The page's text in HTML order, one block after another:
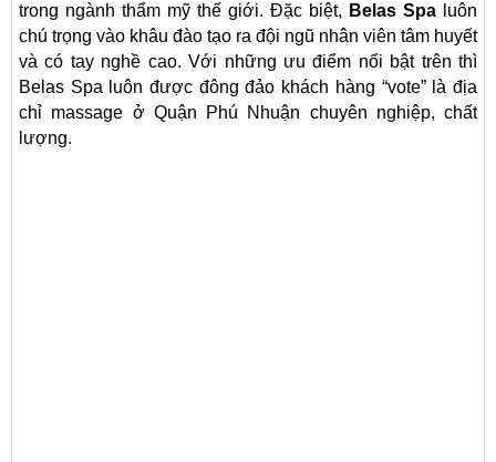
trong ngành thẩm mỹ thế giới. Đặc biệt, Belas Spa luôn
chú trọng vào khâu đào tạo ra đội ngũ nhân viên tâm huyết
và có tay nghề cao. Với những ưu điểm nổi bật trên thì
Belas Spa luôn được đông đảo khách hàng “vote” là địa
chỉ massage ở Quận Phú Nhuận chuyên nghiệp, chất
lượng.